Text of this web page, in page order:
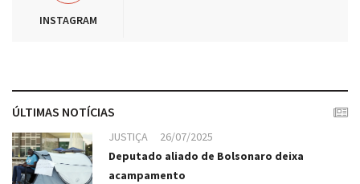
INSTAGRAM
ÚLTIMAS NOTÍCIAS
JUSTIÇA
26/07/2025
Deputado aliado de Bolsonaro deixa
acampamento